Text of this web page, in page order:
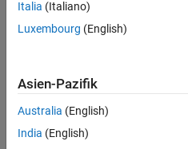
Italia (Italiano)
Luxembourg (English)
Asien-Pazifik
Australia (English)
India (English)